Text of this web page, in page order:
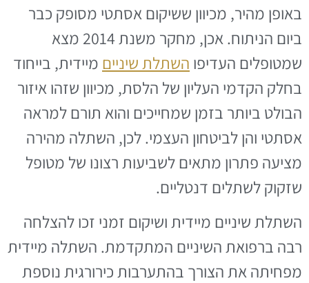
באופן מהיר, מכיוון ששיקום אסתטי מסופק כבר
ביום הניתוח. אכן, מחקר משנת 2014 מצא
שמטופלים העדיפו השתלת שיניים מיידית, בייחוד
בחלק הקדמי העליון של הלסת, מכיוון שזהו איזור
הבולט ביותר בזמן שמחייכים והוא תורם למראה
אסתטי והן לביטחון העצמי. לכן, השתלה מהירה
מציעה פתרון מתאים לשביעות רצונו של מטופל
שזקוק לשתלים דנטליים.
השתלת שיניים מיידית ושיקום זמני זכו להצלחה
רבה ברפואת השיניים המתקדמת. השתלה מיידית
מפחיתה את הצורך בהתערבות כירורגית נוספת